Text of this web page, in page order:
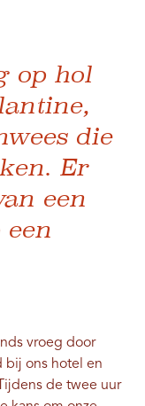
op hol
die
Er
een
vroeg door
bij ons hotel en
de twee uur